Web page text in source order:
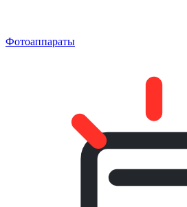
Фотоаппараты